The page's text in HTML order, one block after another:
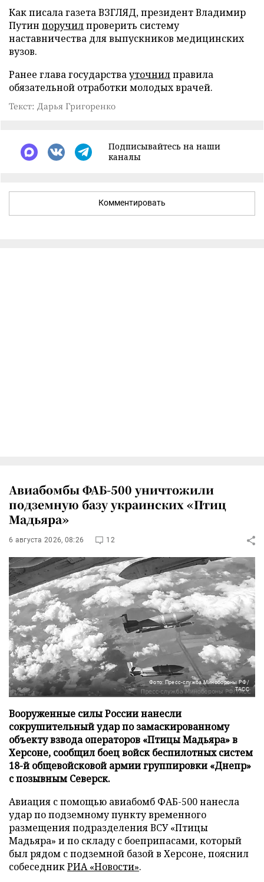
Как писала газета ВЗГЛЯД, президент Владимир
Путин поручилпроверить систему
наставничества для выпускников медицинских
вузов.
Ранее глава государствауточнилправила
обязательной отработки молодых врачей.
Текст: Дарья Григоренко
Подписывайтесь на наши
каналы
Комментировать
Авиабомбы ФАБ-500 уничтожили
подземную базу украинских «Птиц
Мадьяра»
6 августа 2026, 08:26 12
Фото: Пресс-служба Минобороны РФ/
ТАСС
Вооруженные силы России нанесли
сокрушительный удар по замаскированному
объекту взвода операторов «Птицы Мадьяра» в
Херсоне, сообщил боец войск беспилотных систем
18-й общевойсковой армии группировки «Днепр»
с позывным Северск.
Авиация с помощью авиабомб ФАБ-500 нанесла
удар по подземному пункту временного
размещения подразделения ВСУ «Птицы
Мадьяра» и по складу с боеприпасами, который
был рядом с подземной базой в Херсоне, пояснил
собеседникРИА «Новости».